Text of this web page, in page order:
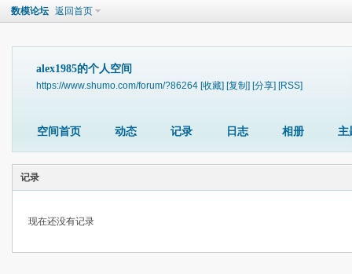
数模论坛 返回首页
alex1985的个人空间
https://www.shumo.com/forum/?86264 [收藏] [复制] [分享] [RSS]
空间首页 动态 记录 日志 相册 主
记录
现在还没有记录